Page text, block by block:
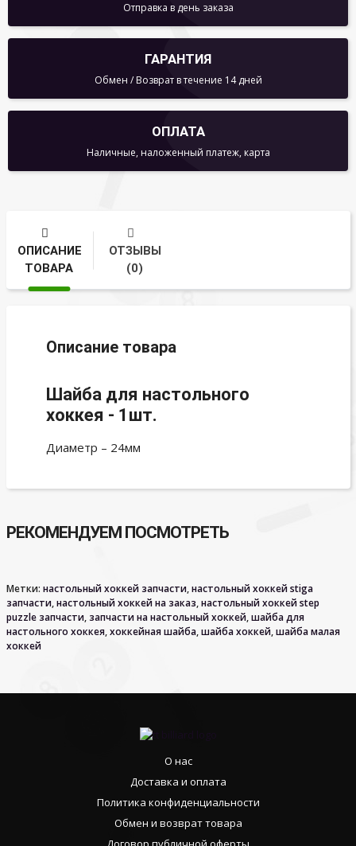
Отправка в день заказа
ГАРАНТИЯ
Обмен / Возврат в течение 14 дней
ОПЛАТА
Наличные, наложенный платеж, карта
ОПИСАНИЕ
ТОВАРА
ОТЗЫВЫ
(0)
Описание товара
Шайба для настольного
хоккея - 1шт.
Диаметр – 24мм
РЕКОМЕНДУЕМ ПОСМОТРЕТЬ
Метки: настольный хоккей запчасти,настольный хоккей stiga
запчасти,настольный хоккей на заказ,настольный хоккей step
puzzle запчасти, запчасти на настольный хоккей,шайба для
настольного хоккея,хоккейная шайба,шайба хоккей,шайба малая
хоккей
О нас
Доставка и оплата
Политика конфиденциальности
Обмен и возврат товара